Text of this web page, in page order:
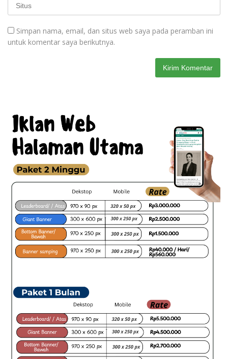
Simpan nama, email, dan situs web saya pada peramban ini
untuk komentar saya berikutnya.